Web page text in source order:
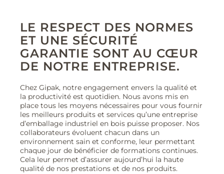
LE RESPECT DES NORMES
ET UNE SÉCURITÉ
GARANTIE SONT AU CŒUR
DE NOTRE ENTREPRISE.
Chez Gipak, notre engagement envers la qualité et
la productivité est quotidien. Nous avons mis en
place tous les moyens nécessaires pour vous fournir
les meilleurs produits et services qu’une entreprise
d’emballage industriel en bois puisse proposer. Nos
collaborateurs évoluent chacun dans un
environnement sain et conforme, leur permettant
chaque jour de bénéficier de formations continues.
Cela leur permet d’assurer aujourd’hui la haute
qualité de nos prestations et de nos produits.